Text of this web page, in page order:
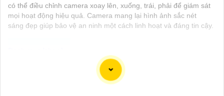
có thể điều chỉnh camera xoay lên, xuống, trái, phải để giám sát
mọi hoạt động hiệu quả. Camera mang lại hình ảnh sắc nét
sáng đẹp giúp bảo vệ an ninh một cách linh hoạt và đáng tin cậy.
Dĩ nhiên, dưới đây là một mẫu văn bản giới thiệu dành cho dự
án lắp đặt camera Hikvision giá rẻ và chuyên nghiệp: